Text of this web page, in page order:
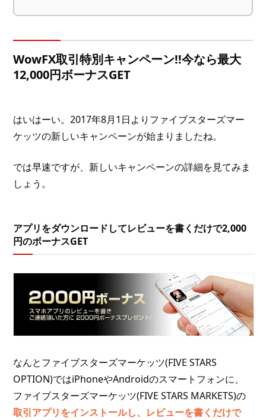
WowFX取引特別キャンペーン!!今なら最大
12,000円ボーナスGET
はいはーい。2017年8月1日よりファイブスターズマー
ケッツの新しいキャンペーンが始まりましたね。
では早速ですが、新しいキャンペーンの詳細を見てみま
しょう。
アプリをダウンロードしてレビューを書くだけで2,000
円のボーナスGET
なんとファイブスターズマーケッツ(FIVE STARS
OPTION)ではiPhoneやAndroidのスマートフォンに、
ファイブスターズマーケッツ(FIVE STARS MARKETS)の
取引アプリをインストールし、レビューを書くだけで